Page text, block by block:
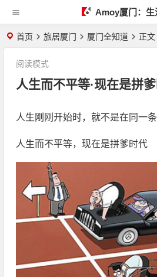
Amoy厦门：生
首页 旅居厦门 厦门全知道 正文
人生而不平等·现在是拼
阅读模式
人生刚刚开始时，就不是在同一条
人生而不平等，现在是拼爹时代